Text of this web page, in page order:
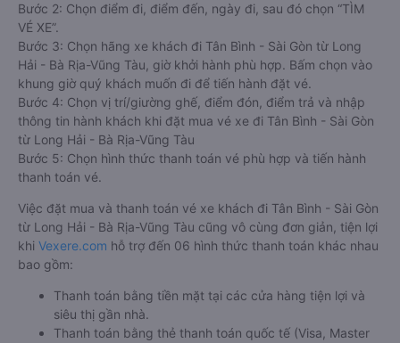
Bước 2: Chọn điểm đi, điểm đến, ngày đi, sau đó chọn “TÌM
VÉ XE”.
Bước 3: Chọn hãng xe khách đi Tân Bình - Sài Gòn từ Long
Hải - Bà Rịa-Vũng Tàu, giờ khởi hành phù hợp. Bấm chọn vào
khung giờ quý khách muốn đi để tiến hành đặt vé.
Bước 4: Chọn vị trí/giường ghế, điểm đón, điểm trả và nhập
thông tin hành khách khi đặt mua vé xe đi Tân Bình - Sài Gòn
từ Long Hải - Bà Rịa-Vũng Tàu
Bước 5: Chọn hình thức thanh toán vé phù hợp và tiến hành
thanh toán vé.
Việc đặt mua và thanh toán vé xe khách đi Tân Bình - Sài Gòn
từ Long Hải - Bà Rịa-Vũng Tàu cũng vô cùng đơn giản, tiện lợi
khi Vexere.com hỗ trợ đến 06 hình thức thanh toán khác nhau
bao gồm:
Thanh toán bằng tiền mặt tại các cửa hàng tiện lợi và
siêu thị gần nhà.
Thanh toán bằng thẻ thanh toán quốc tế (Visa, Master